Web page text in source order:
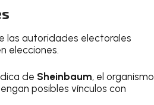
las autoridades electorales
elecciones.
de Sheinbaum, el organismo
posibles vínculos con